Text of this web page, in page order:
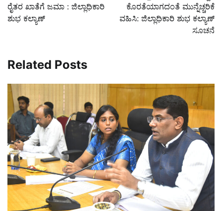
ರೈತರ ಖಾತೆಗೆ ಜಮಾ : ಜಿಲ್ಲಾಧಿಕಾರಿ
ಶುಭ ಕಲ್ಯಾಣ್
ಕೊರತೆಯಾಗದಂತೆ ಮುನ್ನೆಚ್ಚರಿಕೆ
ವಹಿಸಿ: ಜಿಲ್ಲಾಧಿಕಾರಿ ಶುಭ ಕಲ್ಯಾಣ್
ಸೂಚನೆ
Related Posts